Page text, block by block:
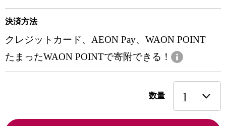
決済方法
クレジットカード、AEON Pay、WAON POINT
たまったWAON POINTで寄附できる！
数量